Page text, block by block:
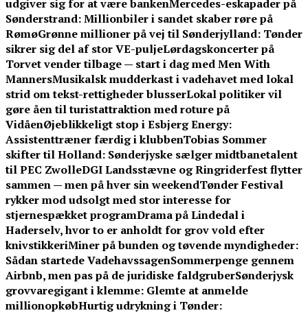
udgiver sig for at være bankenMercedes-eskapader på
Sønderstrand: Millionbiler i sandet skaber røre på
RømøGrønne millioner på vej til Sønderjylland: Tønder
sikrer sig del af stor VE-puljeLørdagskoncerter på
Torvet vender tilbage — start i dag med Men With
MannersMusikalsk mudderkast i vadehavet med lokal
strid om tekst-rettigheder blusserLokal politiker vil
gøre åen til turistattraktion med roture på
VidåenØjeblikkeligt stop i Esbjerg Energy:
Assistenttræner færdig i klubbenTobias Sommer
skifter til Holland: Sønderjyske sælger midtbanetalent
til PEC ZwolleDGI Landsstævne og Ringriderfest flytter
sammen — men på hver sin weekendTønder Festival
rykker mod udsolgt med stor interesse for
stjernespækket programDrama på Lindedal i
Haderselv, hvor to er anholdt for grov vold efter
knivstikkeriMiner på bunden og tøvende myndigheder:
Sådan startede VadehavssagenSommerpenge gennem
Airbnb, men pas på de juridiske faldgruberSønderjysk
grovvaregigant i klemme: Glemte at anmelde
millionopkøbHurtig udrykning i Tønder: